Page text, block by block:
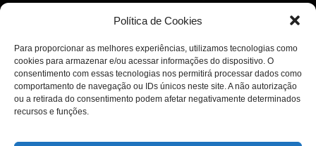
Política de Cookies
Para proporcionar as melhores experiências, utilizamos tecnologias como
cookies para armazenar e/ou acessar informações do dispositivo. O
consentimento com essas tecnologias nos permitirá processar dados como
comportamento de navegação ou IDs únicos neste site. A não autorização
ou a retirada do consentimento podem afetar negativamente determinados
recursos e funções.